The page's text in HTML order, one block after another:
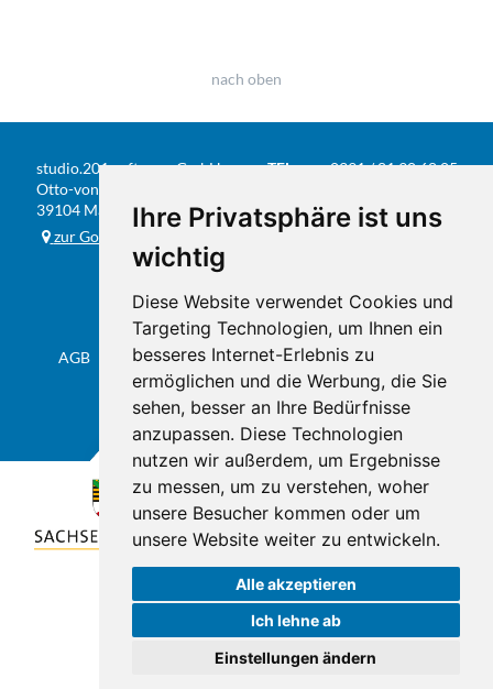
Ihre Privatsphäre ist uns
wichtig
Diese Website verwendet Cookies und
Targeting Technologien, um Ihnen ein
besseres Internet-Erlebnis zu
ermöglichen und die Werbung, die Sie
sehen, besser an Ihre Bedürfnisse
anzupassen. Diese Technologien
nutzen wir außerdem, um Ergebnisse
zu messen, um zu verstehen, woher
unsere Besucher kommen oder um
unsere Website weiter zu entwickeln.
Alle akzeptieren
Ich lehne ab
Einstellungen ändern
nach oben
studio.201 software GmbH
Otto-von-Guericke-Str. 104
39104 Magdeburg
zur Google-Karte
TEL
0391 / 81 90 68 05
E-MAIL info@studio201.de
AGB Datenschutz & Impressum Sitemap